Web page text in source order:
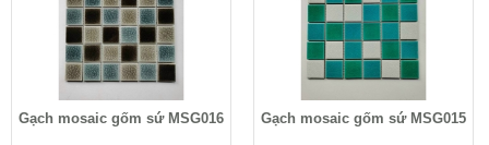
Gạch mosaic gốm sứ MSG016 Gạch mosaic gốm sứ MSG015